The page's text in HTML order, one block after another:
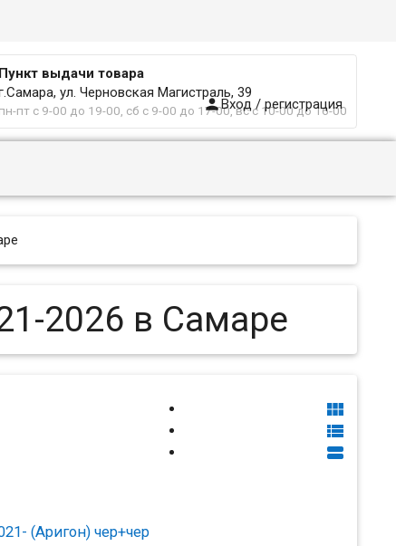
Вход / регистрация
Пункт выдачи товара
ул. Черновская Магистраль, 39
пн-пт с 9-00 до 19-00, сб с 9-00 до 17-00, вс с 10-00 до 16-00
2026 в Самаре



(Аригон) чер+чер